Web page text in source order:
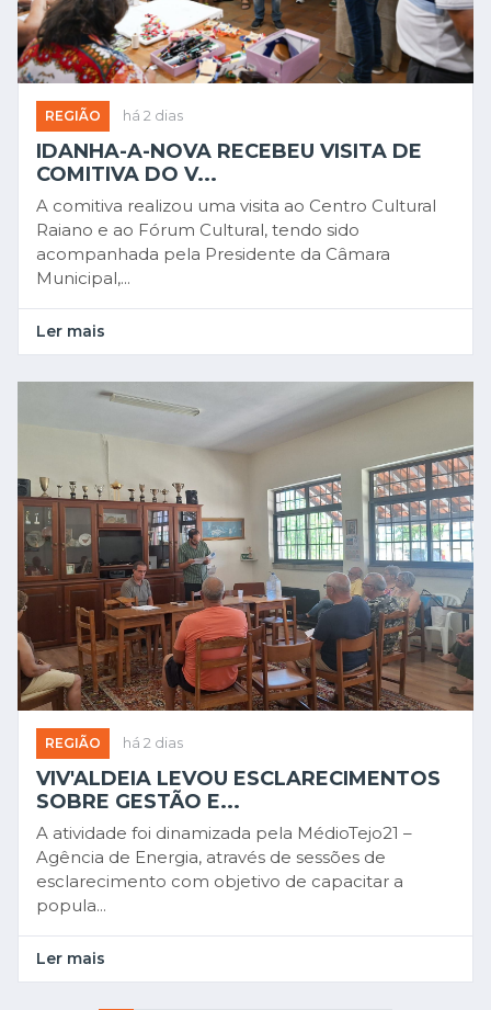
REGIÃO há 2 dias
IDANHA-A-NOVA RECEBEU VISITA DE
COMITIVA DO V...
A comitiva realizou uma visita ao Centro Cultural
Raiano e ao Fórum Cultural, tendo sido
acompanhada pela Presidente da Câmara
Municipal,...
Ler mais
REGIÃO há 2 dias
VIV'ALDEIA LEVOU ESCLARECIMENTOS
SOBRE GESTÃO E...
A atividade foi dinamizada pela MédioTejo21 –
Agência de Energia, através de sessões de
esclarecimento com objetivo de capacitar a
popula...
Ler mais